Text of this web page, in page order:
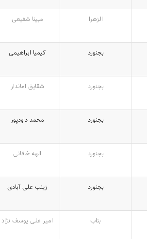
الزهرا مبینا شفیعی
بجنورد کیمیا ابراهیمی
بجنورد شقایق اماندار
بجنورد محمد داودپور
بجنورد الهه خاقانی
بجنورد زینب علی‌ آبادی
بناب امیر علی یوسف نژاد